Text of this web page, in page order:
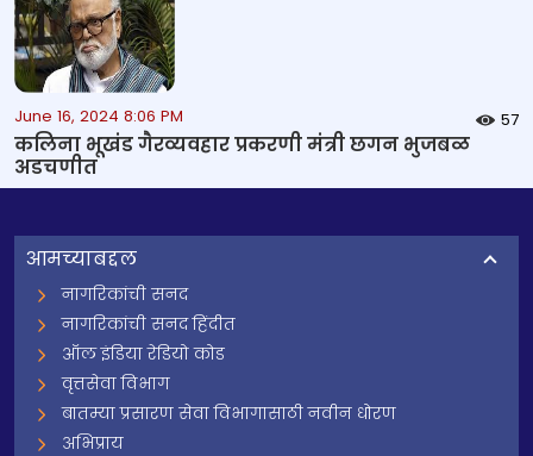
June 16, 2024 8:06 PM 57
कलिना भूखंड गैरव्यवहार प्रकरणी मंत्री छगन भुजबळ
अडचणीत
आमच्याबद्दल
नागरिकांची सनद
नागरिकांची सनद हिंदीत
ऑल इंडिया रेडियो कोड
वृत्तसेवा विभाग
बातम्या प्रसारण सेवा विभागासाठी नवीन धोरण
अभिप्राय